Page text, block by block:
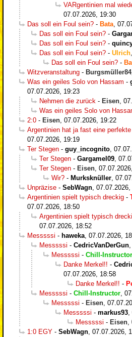
VARgentinien mal
07.07.2026, 19:30
Das soll ein Foul sein? - Bata,
Das soll ein Foul sein? -
Das soll ein Foul sein? -
Das soll ein Foul sein? - Ulrich,
Das soll ein Foul sein? -
Witzveranstaltung - Burgsmüller84
Was ein geiles Solo von Hassam -
07.07.2026, 19:23
Nehmen die zurück - Eisen,
Was ein geiles Solo von
2:0 - Eisen, 07.07.2026, 19:22
Argentinien hat ja fast eine
07.07.2026, 19:19
Ter Stegen - guy_incognito,
Ter Stegen - Gargamel09,
Ter Stegen - Eisen,
Wir? - Murksknüller,
Unpräzise - SebWagn,
Argentinien spielt typisch dreckig -
07.07.2026, 18:50
Argentinien spielt typisch
07.07.2026, 18:52
Messsssi - haweka, 07.07.2026,
Messsssi - CedricVanDerGun,
Messsssi - Chill-Instructor
Danke Merkel!! -
07.07.2026, 18:58
Danke Merkel!! -
Messsssi - Chill-Instructor,
Messsssi - Eisen,
Messsssi - markus93,
Messsssi - Eisen,
1:0 EGY - SebWagn, 07.07.2026,